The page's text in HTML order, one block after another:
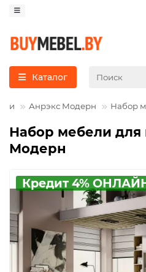
Каталог
Анрэкс Модерн Набор
Набор мебели для
Модерн
Кредит 4%